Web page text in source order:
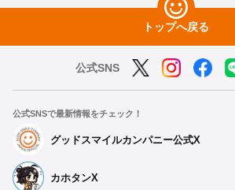
トップへ戻る
公式SNS
公式SNSで最新情報をチェック！
グッドスマイルカンパニー公式X
カホタンX